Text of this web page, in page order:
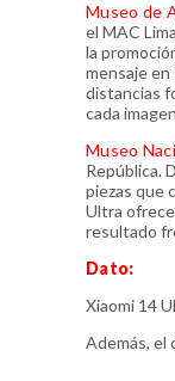
Museo de
el MAC
la
mensaje
distancias
cada
Museo
República.
piezas que
Ultra
resultado
Dato:
Xiaomi 14
Además, el